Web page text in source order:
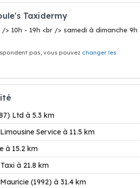
Taxidermy
> 10h - 19h <br /> samedi à dimanche 9h
pas, vous pouvez changer les
Ltd à 5.3 km
Service à 11.5 km
à 15.2 km
à 21.8 km
(1992) à 31.4 km